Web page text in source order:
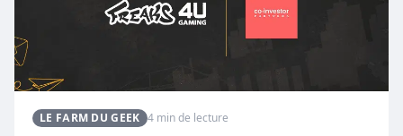
LE FARM DU GEEK 4 min de lecture